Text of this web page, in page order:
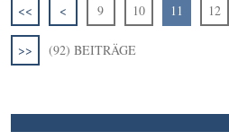
<< < 9 10 11 12
>> (92) BEITRÄGE